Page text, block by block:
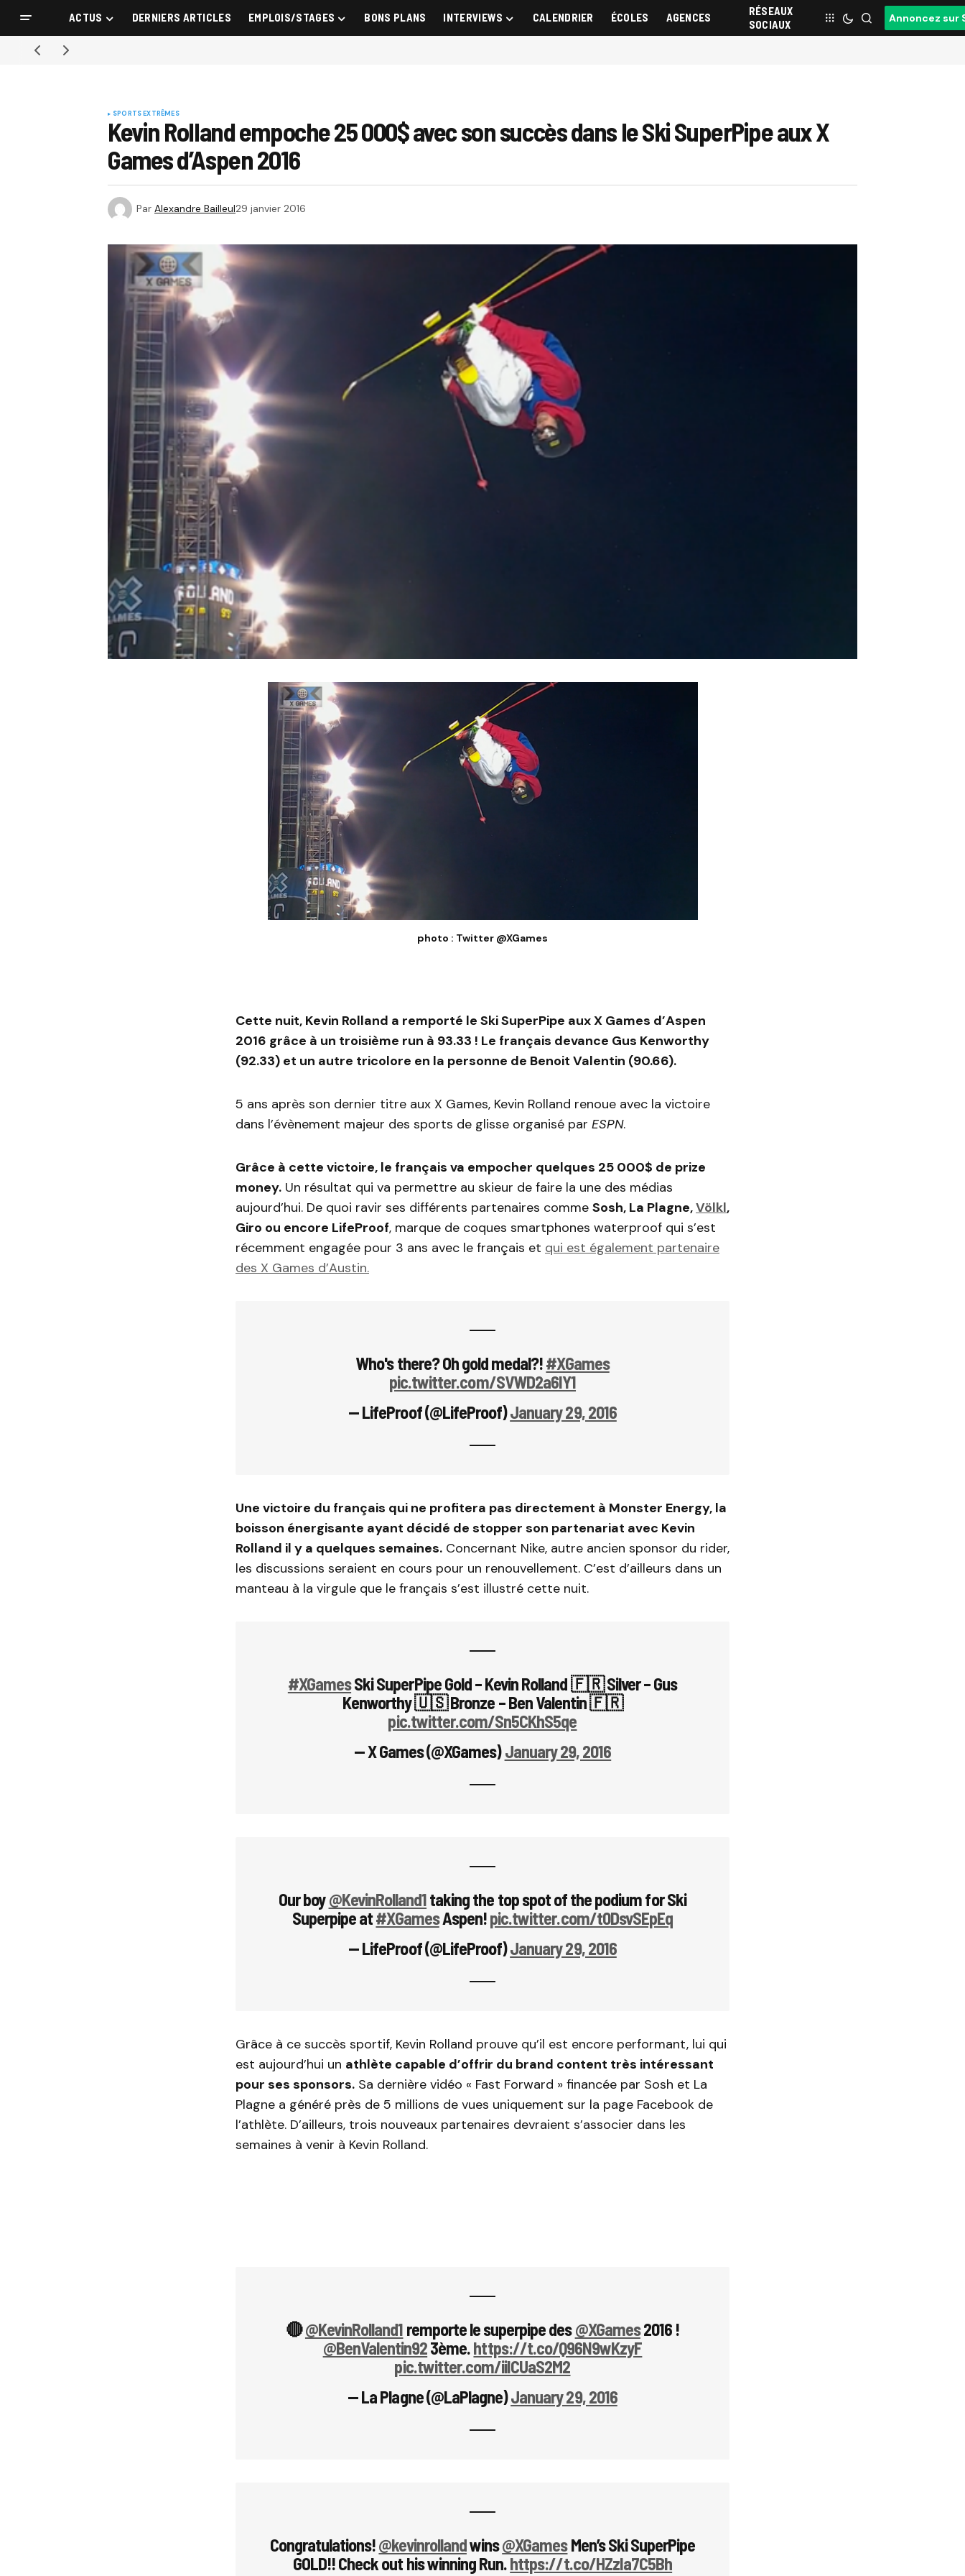
ACTUS DERNIERS ARTICLES EMPLOIS/STAGES BONS PLANS INTERVIEWS CALENDRIER ÉCOLES AGENCES
RÉSEAUX
SOCIAUX
Annoncez sur
SPORTS EXTRÊMES
Kevin Rolland empoche 25 000$ avec son succès dans le Ski SuperPipe aux X
Games d’Aspen 2016
Par Alexandre Bailleul29 janvier 2016
photo : Twitter @XGames
Cette nuit, Kevin Rolland a remporté le Ski SuperPipe aux X Games d’Aspen
2016 grâce à un troisième run à 93.33 ! Le français devance Gus Kenworthy
(92.33) et un autre tricolore en la personne de Benoit Valentin (90.66).
5 ans après son dernier titre aux X Games, Kevin Rolland renoue avec la victoire
dans l’évènement majeur des sports de glisse organisé par ESPN.
Grâce à cette victoire, le français va empocher quelques 25 000$ de prize
money. Un résultat qui va permettre au skieur de faire la une des médias
aujourd’hui. De quoi ravir ses différents partenaires comme Sosh, La Plagne,Völkl,
Giro ou encore LifeProof, marque de coques smartphones waterproof qui s’est
récemment engagée pour 3 ans avec le français et qui est également partenaire
des X Games d’Austin.
Who's there? Oh gold medal?!#XGames
pic.twitter.com/SVWD2a6IY1
— LifeProof (@LifeProof)January 29, 2016
Une victoire du français qui ne profitera pas directement à Monster Energy, la
boisson énergisante ayant décidé de stopper son partenariat avec Kevin
Rolland il y a quelques semaines. Concernant Nike, autre ancien sponsor du rider,
les discussions seraient en cours pour un renouvellement. C’est d’ailleurs dans un
manteau à la virgule que le français s’est illustré cette nuit.
#XGamesSki SuperPipe Gold – Kevin Rolland 🇫🇷 Silver – Gus
Kenworthy 🇺🇸 Bronze – Ben Valentin 🇫🇷
pic.twitter.com/Sn5CKhS5qe
— X Games (@XGames)January 29, 2016
Our boy@KevinRolland1taking the top spot of the podium for Ski
Superpipe at#XGamesAspen!pic.twitter.com/t0DsvSEpEq
— LifeProof (@LifeProof)January 29, 2016
Grâce à ce succès sportif, Kevin Rolland prouve qu’il est encore performant, lui qui
est aujourd’hui un athlète capable d’offrir du brand content très intéressant
pour ses sponsors. Sa dernière vidéo « Fast Forward » financée par Sosh et La
Plagne a généré près de 5 millions de vues uniquement sur la page Facebook de
l’athlète. D’ailleurs, trois nouveaux partenaires devraient s’associer dans les
semaines à venir à Kevin Rolland.
🔴@KevinRolland1 remporte le superpipe des@XGames2016 !
@BenValentin923ème.https://t.co/Q96N9wKzyF
pic.twitter.com/iiICUaS2M2
— La Plagne (@LaPlagne)January 29, 2016
Congratulations!@kevinrollandwins@XGamesMen’s Ski SuperPipe
GOLD!! Check out his winning Run.https://t.co/HZzIa7C5Bh